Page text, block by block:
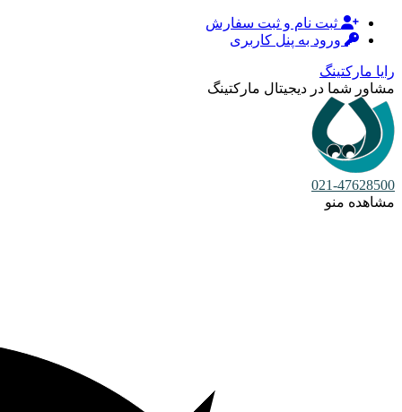
ثبت نام و ثبت سفارش
ورود به پنل کاربری
رایا مارکتینگ
مشاور شما در دیجیتال مارکتینگ
021-47628500
مشاهده منو